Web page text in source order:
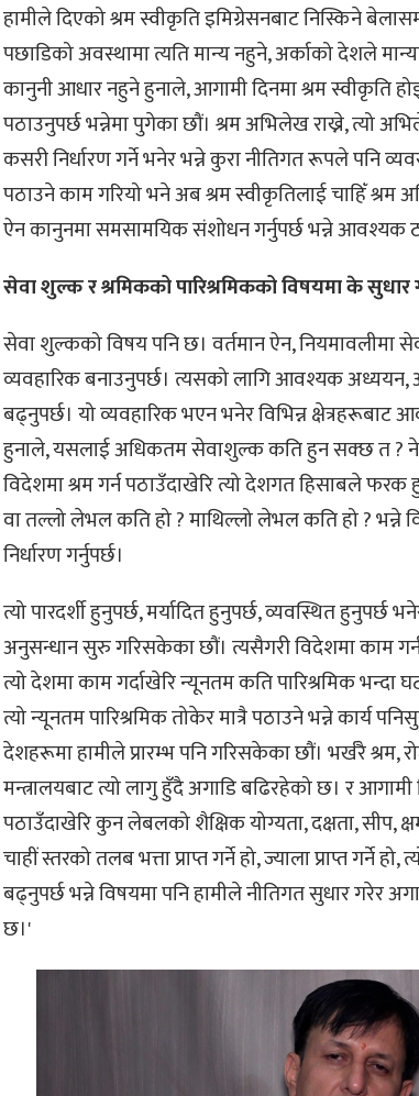
हामीले दिएको श्रम स्वीकृति इमिग्रेसनबाट निस्किने
पछाडिको अवस्थामा त्यति मान्य नहुने, अर्काको देशले
कानुनी आधार नहुने हुनाले, आगामी दिनमा श्रम स्वीकृति
पठाउनुपर्छ भन्नेमा पुगेका छौं। श्रम अभिलेख राख्ने, त्यो
कसरी निर्धारण गर्ने भनेर भन्ने कुरा नीतिगत रूपले पनि
पठाउने काम गरियो भने अब श्रम स्वीकृतिलाई चाहिँ श्रम
ऐन कानुनमा समसामयिक संशोधन गर्नुपर्छ भन्ने आवश्यक
सेवा शुल्क र श्रमिकको पारिश्रमिकको विषयमा के सुधार
सेवा शुल्कको विषय पनि छ। वर्तमान ऐन, नियमावलीमा
व्यवहारिक बनाउनुपर्छ। त्यसको लागि आवश्यक अध्ययन,
बढ्नुपर्छ। यो व्यवहारिक भएन भनेर विभिन्न
हुनाले, यसलाई अधिकतम सेवाशुल्क कति हुन सक्छ त ?
विदेशमा श्रम गर्न पठाउँदाखेरि त्यो देशगत हिसाबले
वा तल्लो लेभल कति हो ? माथिल्लो लेभल कति हो ? भन्ने
निर्धारण गर्नुपर्छ।
त्यो पारदर्शी हुनुपर्छ, मर्यादित हुनुपर्छ, व्यवस्थित हुनुपर्छ
अनुसन्धान सुरु गरिसकेका छौं। त्यसैगरी विदेशमा काम
त्यो देशमा काम गर्दाखेरि न्यूनतम कति पारिश्रमिक भन्दा
त्यो न्यूनतम पारिश्रमिक तोकेर मात्रै पठाउने भन्ने कार्य
देशहरूमा हामीले प्रारम्भ पनि गरिसकेका छौं। भर्खरै श्रम,
मन्त्रालयबाट त्यो लागु हुँदै अगाडि बढिरहेको छ। र
पठाउँदाखेरि कुन लेबलको शैक्षिक योग्यता, दक्षता, सीप,
चाहीं स्तरको तलब भत्ता प्राप्त गर्ने हो, ज्याला प्राप्त गर्ने हो,
बढ्नुपर्छ भन्ने विषयमा पनि हामीले नीतिगत सुधार गरेर
छ।'